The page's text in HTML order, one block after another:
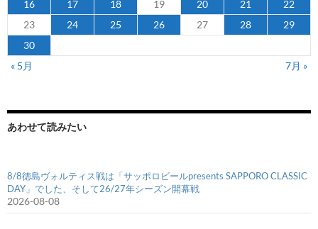
16 17 18 19 20 21
22
23
24 25 26 27 28
29
30
« 5月
7月 »
あわせて読みたい
8/8徳島ヴォルティス戦は「サッポロビールpresents SAPPORO CLASSIC
DAY」でした、そして26/27年シーズン開幕戦
2026-08-08